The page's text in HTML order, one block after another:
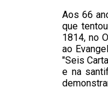
Aos 66
que
1814, no
ao
"Seis
e na